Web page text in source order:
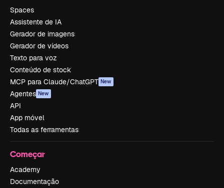
Spaces
Assistente de IA
Gerador de imagens
Gerador de vídeos
Texto para voz
Conteúdo de stock
MCP para Claude/ChatGPT New
Agentes New
API
App móvel
Todas as ferramentas
Começar
Academy
Documentação